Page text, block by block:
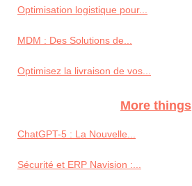
Optimisation logistique pour...
MDM : Des Solutions de...
Optimisez la livraison de vos...
More things
ChatGPT-5 : La Nouvelle...
Sécurité et ERP Navision :...